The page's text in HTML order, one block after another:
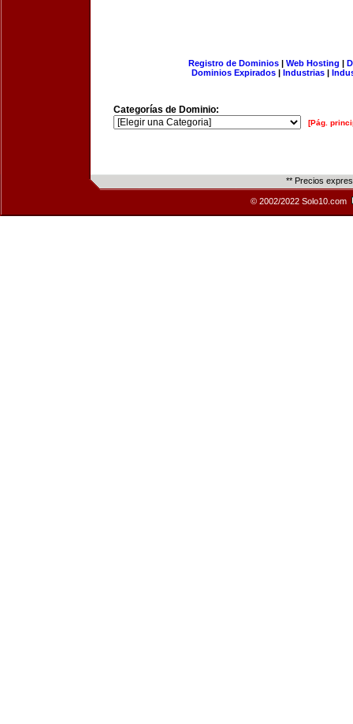
Registro de Dominios| Web Hosting |
Dominios Expirados | Industrias |
Categorías de Dominio:
[Pág.
** Precios
© 2002/2022 Solo10.com